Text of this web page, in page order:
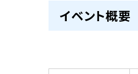
イベント概要